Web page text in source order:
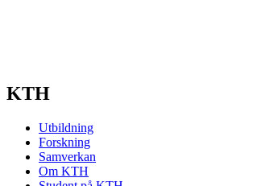
KTH
Utbildning
Forskning
Samverkan
Om KTH